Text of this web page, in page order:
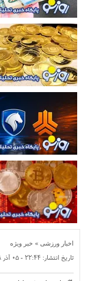
اخبار ورزشی » خبر ویژه
تاریخ انتشار: ۲۲:۴۴ - ۰۵ آذر ۱۳۹۸